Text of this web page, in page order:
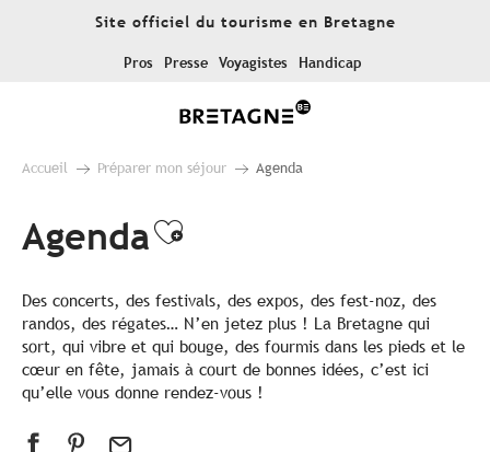
Site officiel du tourisme en Bretagne
Pros Presse Voyagistes Handicap
Accueil Préparer mon séjour Agenda
AgendaAjouter aux favoris
Des concerts, des festivals, des expos, des fest-noz, des
randos, des régates… N’en jetez plus ! La Bretagne qui
sort, qui vibre et qui bouge, des fourmis dans les pieds et le
cœur en fête, jamais à court de bonnes idées, c’est ici
qu’elle vous donne rendez-vous !